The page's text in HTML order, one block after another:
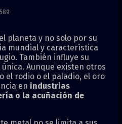
589
planeta y no solo por su
mundial y característica
También influye su
Aunque existen otros
el rodio o el paladio, el oro
en industrias
o la acuñación de